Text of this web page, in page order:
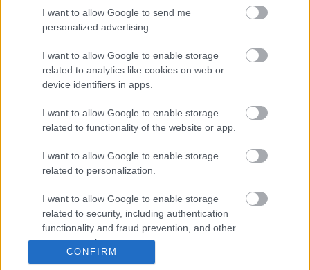
I want to allow Google to send me
personalized advertising.
I want to allow Google to enable storage
related to analytics like cookies on web or
device identifiers in apps.
I want to allow Google to enable storage
related to functionality of the website or app.
I want to allow Google to enable storage
related to personalization.
I want to allow Google to enable storage
related to security, including authentication
functionality and fraud prevention, and other
user protection.
CONFIRM
kössenek hozzánk, vagy hogy bárki úgy érezze,
hogy ránk való hivatkozással bármilyen előnyt
szerezhet, legyen az akár csak önmarketing. Ezért
az 5×20 millió forintot Wáberer Györgynek hétfőn
visszautaljuk” – közölte Magyar. Hozzátette: akitől
bármilyen jogilag vagy morálisan kifogásolható
kérés érkezik az általa utalt támogatásért
cserébe, vagy előnyre akar szert tenni, annak
szintén visszautalják az összeget.
Magyar Péter azt is megígérte, hogy
nyilvánosságra hozzák azon támogatóik neveit,
akik 500 ezer forintnál több támogatást adtak a
pártnak – írta a 444.